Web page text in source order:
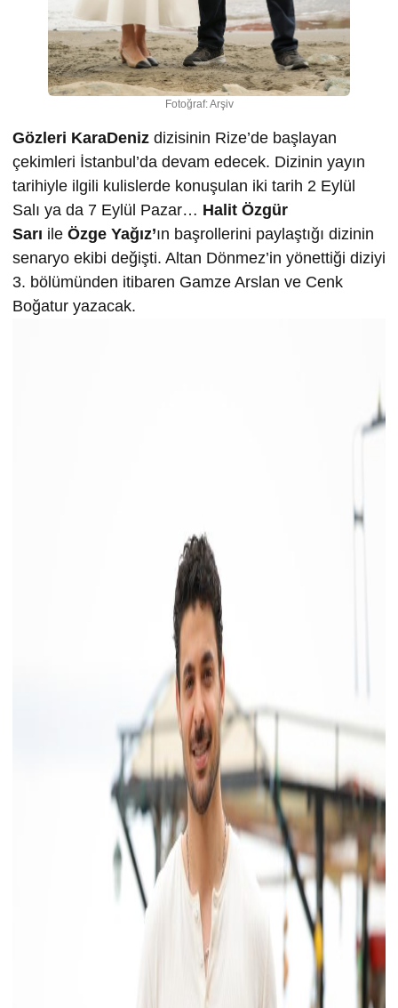
Fotoğraf: Arşiv
Gözleri KaraDeniz dizisinin Rize’de başlayan
çekimleri İstanbul’da devam edecek. Dizinin yayın
tarihiyle ilgili kulislerde konuşulan iki tarih 2 Eylül
Salı ya da 7 Eylül Pazar… Halit Özgür
Sarı ile Özge Yağız’ın başrollerini paylaştığı dizinin
senaryo ekibi değişti. Altan Dönmez’in yönettiği diziyi
3. bölümünden itibaren Gamze Arslan ve Cenk
Boğatur yazacak.